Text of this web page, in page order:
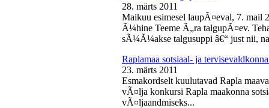
28. märts 2011
Maikuu esimesel laupÃ¤eval, 7.
Ã¼hine Teeme Ã„ra talgupÃ¤ev.
sÃ¼Ã¼akse talgusuppi â€“ just nii,
Raplamaa sotsiaal- ja
23. märts 2011
Esmakordselt kuulutavad Rapla
vÃ¤lja konkursi Rapla maakonna
vÃ¤ljaandmiseks...